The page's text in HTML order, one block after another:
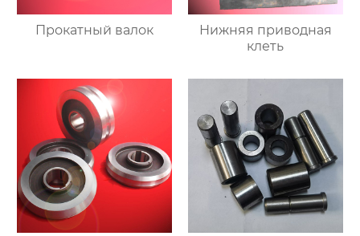
Прокатный валок
Нижняя приводная
клеть